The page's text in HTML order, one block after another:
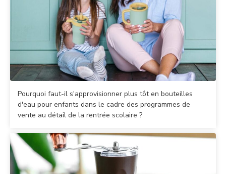
Pourquoi faut-il s'approvisionner plus tôt en bouteilles
d'eau pour enfants dans le cadre des programmes de
vente au détail de la rentrée scolaire ?